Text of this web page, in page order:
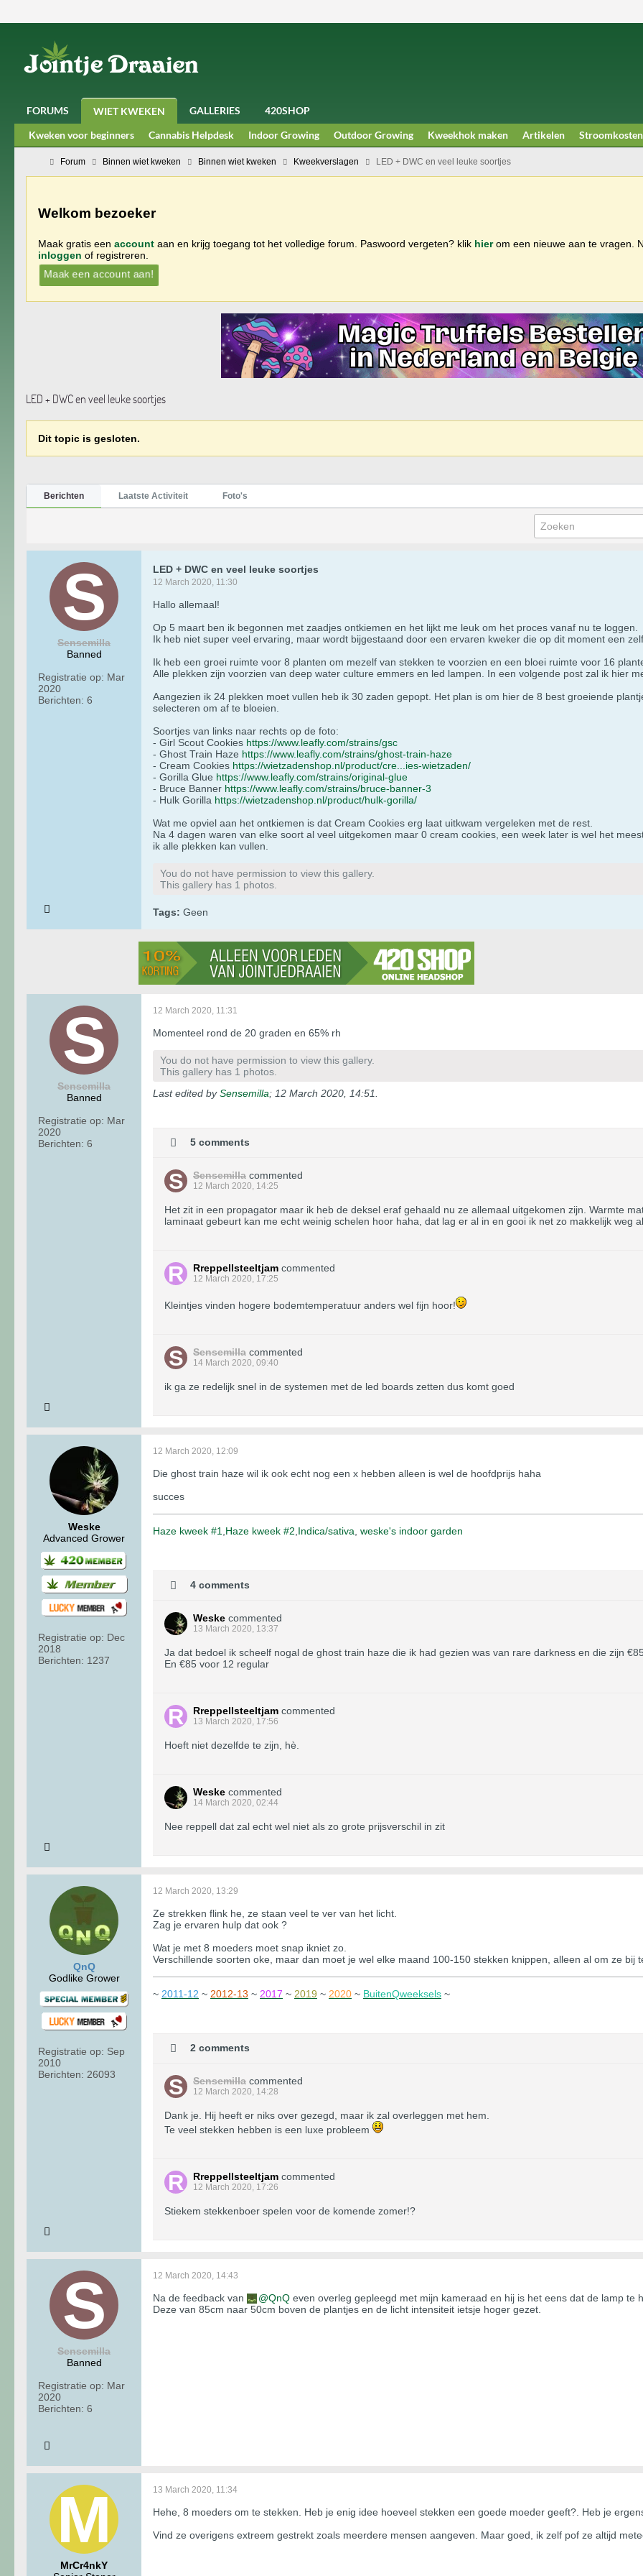
FORUMS WIET KWEKEN GALLERIES
420SHOP
Kweken voor beginners
Cannabis Helpdesk Indoor Growing Outdoor Growing Kweekhok maken Artikelen Stroomkosten
Forum Binnen wiet kweken Binnen wiet kweken Kweekverslagen LED + DWC en veel leuke soortjes
Welkom bezoeker
Maak gratis een account aan en krijg toegang tot het volledige forum. Paswoord vergeten? klik hierom een nieuwe aan te vragen.
inloggen of registreren.
Maak een account aan!
LED + DWC en veel leuke soortjes
Dit topic is gesloten.
Berichten Laatste Activiteit Foto's
Sensemilla
Banned
Registratie op: Mar
2020
Berichten: 6
LED + DWC en veel leuke soortjes
12 March 2020, 11:30
Hallo allemaal!
Op 5 maart ben ik begonnen met zaadjes ontkiemen en het lijkt me leuk om het proces vanaf nu te loggen.
Ik heb niet super veel ervaring, maar wordt bijgestaand door een ervaren kweker die op dit moment een
Ik heb een groei ruimte voor 8 planten om mezelf van stekken te voorzien en een bloei ruimte voor 16
Alle plekken zijn voorzien van deep water culture emmers en led lampen. In een volgende post zal ik hier
Aangezien ik 24 plekken moet vullen heb ik 30 zaden gepopt. Het plan is om hier de 8 best groeiende
selecteren om af te bloeien.
Soortjes van links naar rechts op de foto:
- Girl Scout Cookies https://www.leafly.com/strains/gsc
- Ghost Train Haze https://www.leafly.com/strains/ghost-train-haze
- Cream Cookies https://wietzadenshop.nl/product/cre...ies-wietzaden/
- Gorilla Glue https://www.leafly.com/strains/original-glue
- Bruce Banner https://www.leafly.com/strains/bruce-banner-3
- Hulk Gorilla https://wietzadenshop.nl/product/hulk-gorilla/
Wat me opviel aan het ontkiemen is dat Cream Cookies erg laat uitkwam vergeleken met de rest.
Na 4 dagen waren van elke soort al veel uitgekomen maar 0 cream cookies, een week later is wel het
ik alle plekken kan vullen.
You do not have permission to view this gallery.
This gallery has 1 photos.
Tags: Geen
Sensemilla
Banned
Registratie op: Mar
2020
Berichten: 6
12 March 2020, 11:31
Momenteel rond de 20 graden en 65% rh
You do not have permission to view this gallery.
This gallery has 1 photos.
Last edited bySensemilla; 12 March 2020, 14:51
5 comments
Sensemilla commented
12 March 2020, 14:25
Het zit in een propagator maar ik heb de deksel eraf gehaald nu ze allemaal uitgekomen zijn. Warmte
laminaat gebeurt kan me echt weinig schelen hoor haha, dat lag er al in en gooi ik net zo makkelijk weg
Rreppellsteeltjam commented
12 March 2020, 17:25
Kleintjes vinden hogere bodemtemperatuur anders wel fijn hoor!
Sensemilla commented
14 March 2020, 09:40
ik ga ze redelijk snel in de systemen met de led boards zetten dus komt goed
Weske
Advanced Grower
Registratie op: Dec
2018
Berichten: 1237
12 March 2020, 12:09
Die ghost train haze wil ik ook echt nog een x hebben alleen is wel de hoofdprijs haha
succes
Haze kweek #1 Haze kweek #2 Indica/sativa weske's indoor garden
4 comments
Weske commented
13 March 2020, 13:37
Ja dat bedoel ik scheelf nogal de ghost train haze die ik had gezien was van rare darkness en die zijn
En €85 voor 12 regular
Rreppellsteeltjam commented
13 March 2020, 17:56
Hoeft niet dezelfde te zijn, hè.
Weske commented
14 March 2020, 02:44
Nee reppell dat zal echt wel niet als zo grote prijsverschil in zit
QnQ
Godlike Grower
Registratie op: Sep
2010
Berichten: 26093
12 March 2020, 13:29
Ze strekken flink he, ze staan veel te ver van het licht.
Zag je ervaren hulp dat ook ?
Wat je met 8 moeders moet snap ikniet zo.
Verschillende soorten oke, maar dan moet je wel elke maand 100-150 stekken knippen, alleen al om ze bij
~ 2011-12 ~ 2012-13 ~ 2017 ~ 2019 ~ 2020 ~ BuitenQweeksels ~
2 comments
Sensemilla commented
12 March 2020, 14:28
Dank je. Hij heeft er niks over gezegd, maar ik zal overleggen met hem.
Te veel stekken hebben is een luxe probleem
Rreppellsteeltjam commented
12 March 2020, 17:26
Stiekem stekkenboer spelen voor de komende zomer!?
Sensemilla
Banned
Registratie op: Mar
2020
Berichten: 6
12 March 2020, 14:43
Na de feedback van QnQ even overleg gepleegd met mijn kameraad en hij is het eens dat de lamp te
Deze van 85cm naar 50cm boven de plantjes en de licht intensiteit ietsje hoger gezet.
MrCr4nkY
13 March 2020, 11:34
Hehe, 8 moeders om te stekken. Heb je enig idee hoeveel stekken een goede moeder geeft?. Heb je
Vind ze overigens extreem gestrekt zoals meerdere mensen aangeven. Maar goed, ik zelf pof ze altijd